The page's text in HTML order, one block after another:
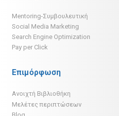
Mentoring-Συμβουλευτική
Social Media Marketing
Search Engine Optimization
Pay per Click
Επιμόρφωση
Ανοιχτή Βιβλιοθήκη
Μελέτες περιπτώσεων